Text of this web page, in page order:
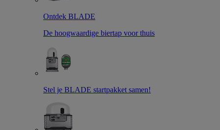
Ontdek BLADE
De hoogwaardige biertap voor thuis
Stel je BLADE startpakket samen!